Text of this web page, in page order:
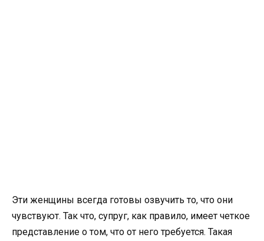
Эти женщины всегда готовы озвучить то, что они
чувствуют. Так что, супруг, как правило, имеет четкое
представление о том, что от него требуется. Такая